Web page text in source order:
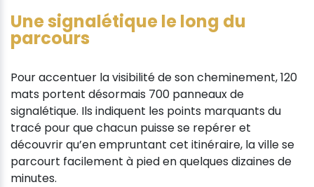
Une signalétique le long du
parcours
Pour accentuer la visibilité de son cheminement, 120
mats portent désormais 700 panneaux de
signalétique. Ils indiquent les points marquants du
tracé pour que chacun puisse se repérer et
découvrir qu’en empruntant cet itinéraire, la ville se
parcourt facilement à pied en quelques dizaines de
minutes.